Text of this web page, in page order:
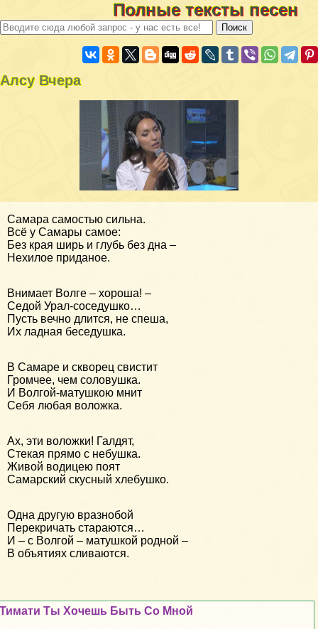
Полные тексты песен
Алсу Вчера
Самара самостью сильна.
Всё у Самары самое:
Без края ширь и глубь без дна –
Нехилое приданое.
Внимает Волге – хороша! –
Седой Урал-соседушко…
Пусть вечно длится, не спеша,
Их ладная беседушка.
В Самаре и скворец свистит
Громчее, чем соловушка.
И Волгой-матушкою мнит
Себя любая воложка.
Ах, эти воложки! Галдят,
Стекая прямо с небушка.
Живой водицею поят
Самарский скусный хлебушко.
Одна другую вразнобой
Перекричать стараются…
И – с Волгой – матушкой родной –
В объятиях сливаются.
Тимати Ты Хочешь Быть Со Мной